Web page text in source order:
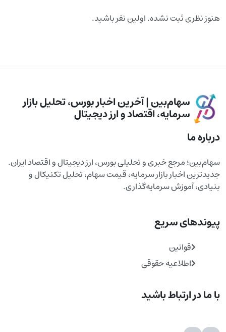
هنوز نظری ثبت نشده. اولین نفر باشید.
سهام‌بین | آخرین اخبار بورس، تحلیل بازار
سرمایه، اقتصاد و ارز دیجیتال
درباره ما
سهام‌بین؛ مرجع خبری و تحلیلی بورس، ارز دیجیتال و اقتصاد ایران.
جدیدترین اخبار بازار سرمایه، قیمت سهام، تحلیل تکنیکال و
بنیادی، آموزش سرمایه‌گذاری.
پیوندهای سریع
قوانین
اطلاعیه حقوقی
با ما در ارتباط باشید